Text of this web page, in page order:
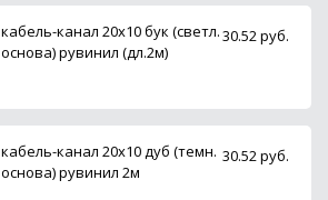
кабель-канал 20х10 бук (светл.
основа) рувинил (дл.2м)
30.52 руб.
кабель-канал 20х10 дуб (темн.
основа) рувинил 2м
30.52 руб.